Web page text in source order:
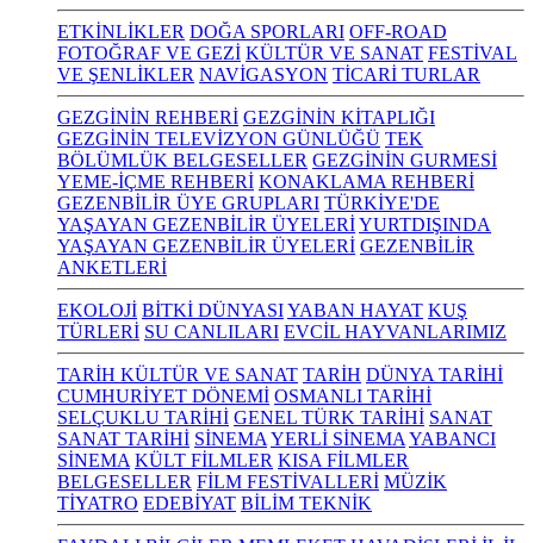
ETKİNLİKLER DOĞA SPORLARI OFF-ROAD
FOTOĞRAF VE GEZİ KÜLTÜR VE SANAT FESTİVAL
VE ŞENLİKLER NAVİGASYON TİCARİ TURLAR
GEZGİNİN REHBERİ GEZGİNİN KİTAPLIĞI
GEZGİNİN TELEVİZYON GÜNLÜĞÜ TEK
BÖLÜMLÜK BELGESELLER GEZGİNİN GURMESİ
YEME-İÇME REHBERİ KONAKLAMA REHBERİ
GEZENBİLİR ÜYE GRUPLARI TÜRKİYE'DE
YAŞAYAN GEZENBİLİR ÜYELERİYURTDIŞINDA
YAŞAYAN GEZENBİLİR ÜYELERİ GEZENBİLİR
ANKETLERİ
EKOLOJİ BİTKİ DÜNYASIYABAN HAYAT KUŞ
TÜRLERİ SU CANLILARI EVCİL HAYVANLARIMIZ
TARİH KÜLTÜR VE SANAT TARİH DÜNYA TARİHİ
CUMHURİYET DÖNEMİ OSMANLI TARİHİ
SELÇUKLU TARİHİ GENEL TÜRK TARİHİ SANAT
SANAT TARİHİ SİNEMA YERLİ SİNEMA YABANCI
SİNEMA KÜLT FİLMLER KISA FİLMLER
BELGESELLER FİLM FESTİVALLERİ MÜZİK
TİYATRO EDEBİYAT BİLİM TEKNİK